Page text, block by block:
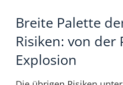
Breite Palette
Risiken: von der
Explosion